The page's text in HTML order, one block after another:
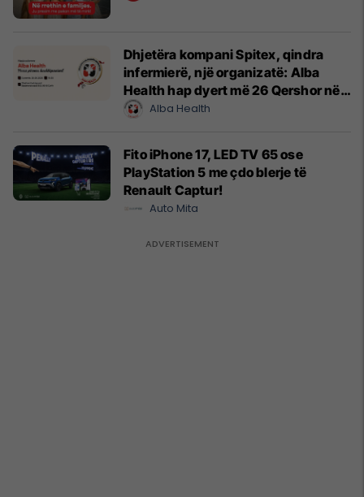
Dhjetëra kompani Spitex, qindra
infermierë, një organizatë: Alba
Health hap dyert më 26 Qershor në
CyrihAlba Health
Fito iPhone 17, LED TV 65 ose
PlayStation 5 me çdo blerje të
Renault Captur!
Auto Mita